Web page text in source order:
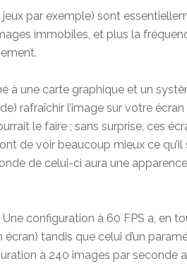
par exemple) sont
immobiles, et plus la
à une carte graphique et un
rafraîchir l’image sur votre
le faire ; sans surprise, ces
de voir beaucoup mieux ce qu’il
de celui-ci aura une
Une configuration à 60 FPS a, en
tandis que celui d’un
à 240 images par seconde